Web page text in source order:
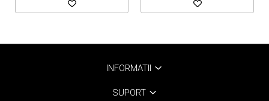
INFORMATII
SUPORT